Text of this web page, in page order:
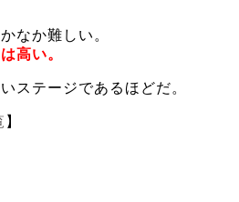
なか難しい。
高い。
ステージであるほどだ。
】